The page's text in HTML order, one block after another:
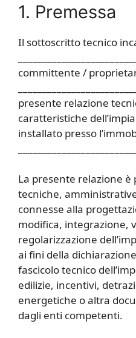
1. Premessa
Il sottoscritto tecnico
committente /
presente relazione
caratteristiche
installato presso
La presente relazione
tecniche,
connesse alla
modifica, integrazione,
regolarizzazione
ai fini della
fascicolo tecnico
edilizie, incentivi,
energetiche o altra
dagli enti competenti.